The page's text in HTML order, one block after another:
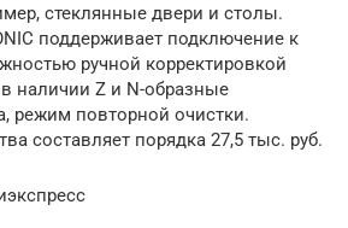
стеклянные двери и столы.
поддерживает подключение к
ручной корректировкой
наличии Z и N-образные
режим повторной очистки.
составляет порядка 27,5 тыс. руб.